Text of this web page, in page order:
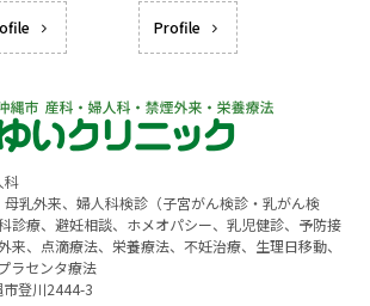
Profile
科
乳外来、婦人科検診（子宮がん検診・乳がん検
診療、避妊相談、ホメオパシー、乳児健診、予防接
来、点滴療法、栄養療法、不妊治療、生理日移動、
ラセンタ療法
市登川2444-3